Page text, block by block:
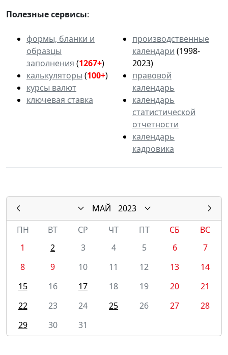
Полезные сервисы:
формы, бланки и
образцы
заполнения (1267+)
калькуляторы (100+)
курсы валют
ключевая ставка
производственные
календари (1998-
2023)
правовой
календарь
календарь
статистической
отчетности
календарь
кадровика
МАЙ
2023
ПН
ВТ СР ЧТ ПТ СБ
ВС
1
2 3 4 5 6
7
8
9 10 11 12 13
14
15
16 17 18 19 20
21
22
23 24 25 26 27
28
29
30 31